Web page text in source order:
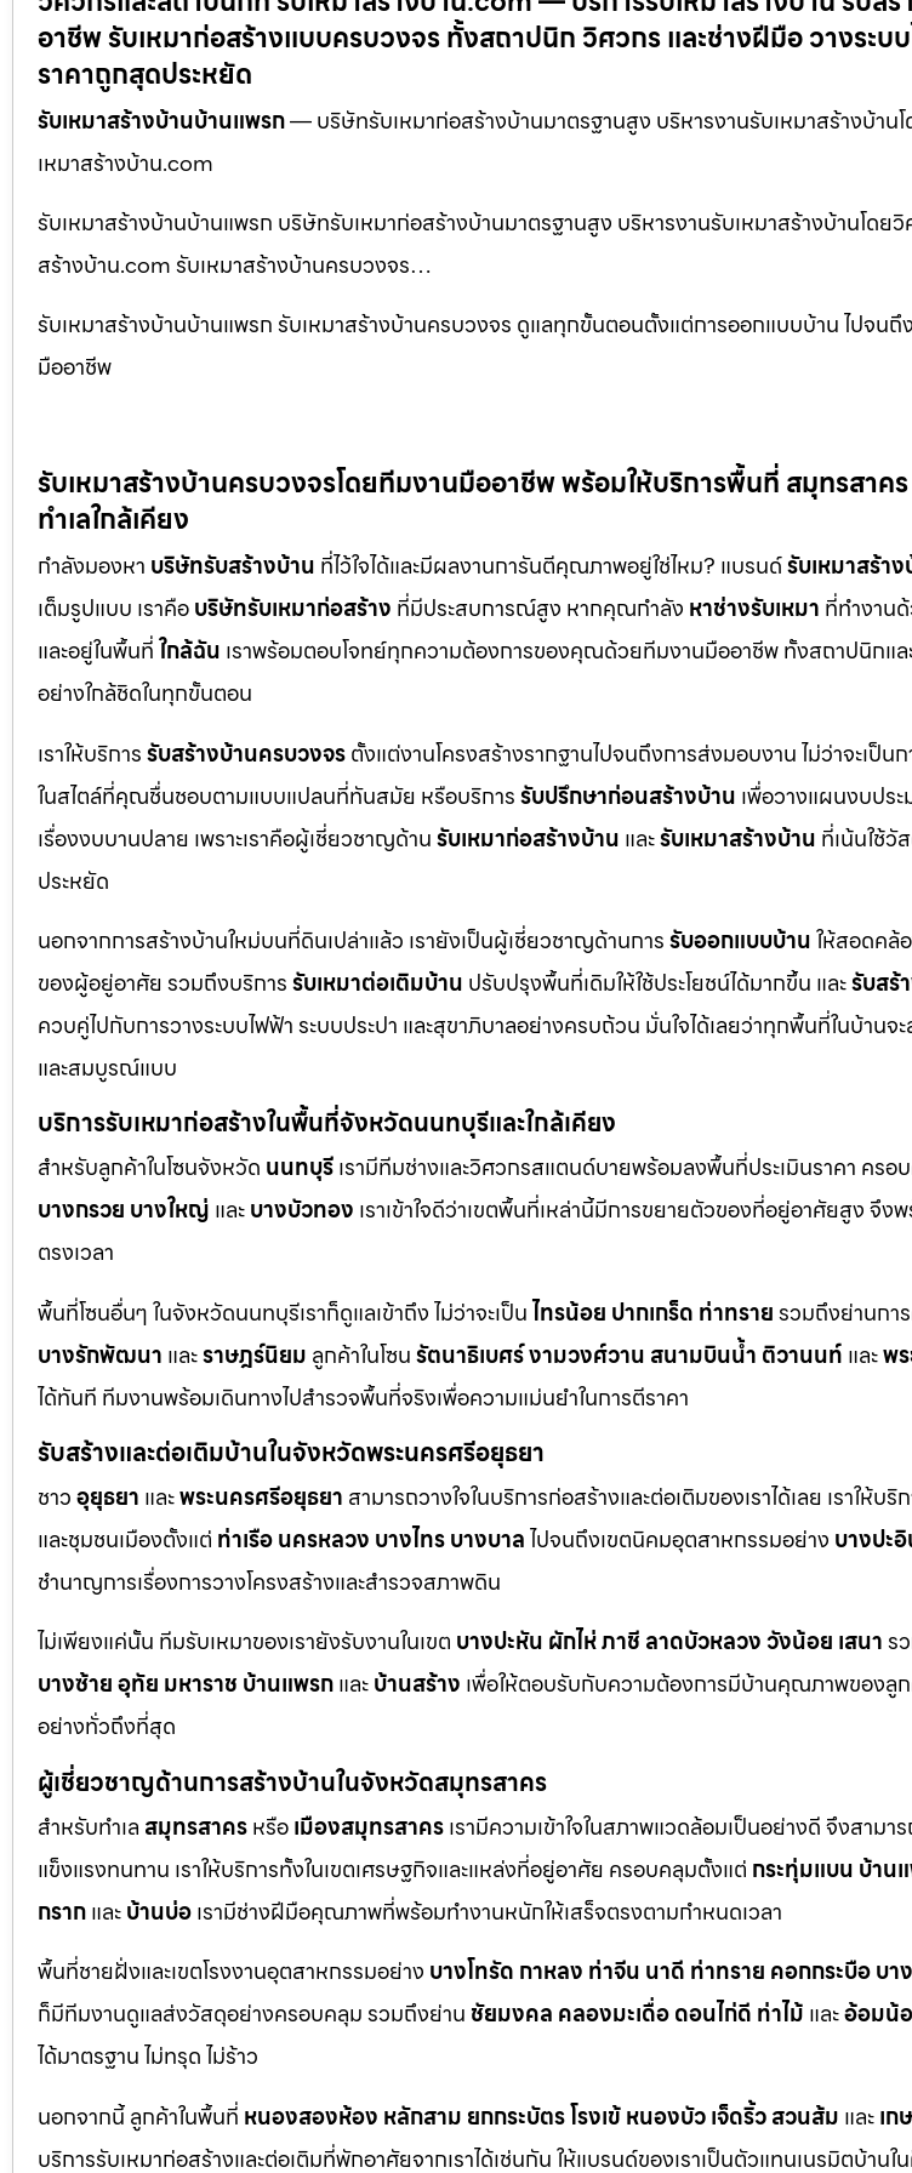
อาชีพ รับเหมาก่อสร้างแบบครบวงจร ทั้งสถาปนิก วิศวกร และช่างฝีมือ วางระบ
ราคาถูกสุดประหยัด
รับเหมาสร้างบ้านบ้านแพรก— บริษัทรับเหมาก่อสร้างบ้านมาตรฐานสูง บริหารงานรับเหมาสร้างบ้าน
เหมาสร้างบ้าน.com
รับเหมาสร้างบ้านบ้านแพรก บริษัทรับเหมาก่อสร้างบ้านมาตรฐานสูง บริหารงานรับเหมาสร้างบ้านโดย
สร้างบ้าน.com รับเหมาสร้างบ้านครบวงจร…
รับเหมาสร้างบ้านบ้านแพรก รับเหมาสร้างบ้านครบวงจร ดูแลทุกขั้นตอนตั้งแต่การออกแบบบ้าน ไปจน
มืออาชีพ
รับเหมาสร้างบ้านครบวงจรโดยทีมงานมืออาชีพ พร้อมให้บริการพื้นที่ สมุทรสาค
ทำเลใกล้เคียง
กำลังมองหา บริษัทรับสร้างบ้าน ที่ไว้ใจได้และมีผลงานการันตีคุณภาพอยู่ใช่ไหม? แบรนด์รับเหมาสร้า
เต็มรูปแบบ เราคือบริษัทรับเหมาก่อสร้าง ที่มีประสบการณ์สูง หากคุณกำลัง หาช่างรับเหมา ที่ทำงาน
และอยู่ในพื้นที่ใกล้ฉัน เราพร้อมตอบโจทย์ทุกความต้องการของคุณด้วยทีมงานมืออาชีพ ทั้งสถาปนิกแ
อย่างใกล้ชิดในทุกขั้นตอน
เราให้บริการรับสร้างบ้านครบวงจรตั้งแต่งานโครงสร้างรากฐานไปจนถึงการส่งมอบงาน ไม่ว่าจะเป็นก
ในสไตล์ที่คุณชื่นชอบตามแบบแปลนที่ทันสมัย หรือบริการรับปรึกษาก่อนสร้างบ้าน เพื่อวางแผนงบปร
เรื่องงบบานปลาย เพราะเราคือผู้เชี่ยวชาญด้านรับเหมาก่อสร้างบ้าน และรับเหมาสร้างบ้าน ที่เน้นใช้
ประหยัด
นอกจากการสร้างบ้านใหม่บนที่ดินเปล่าแล้ว เรายังเป็นผู้เชี่ยวชาญด้านการรับออกแบบบ้านให้สอดคล้
ของผู้อยู่อาศัย รวมถึงบริการรับเหมาต่อเติมบ้าน ปรับปรุงพื้นที่เดิมให้ใช้ประโยชน์ได้มากขึ้น และรับสร้
ควบคู่ไปกับการวางระบบไฟฟ้า ระบบประปา และสุขาภิบาลอย่างครบถ้วน มั่นใจได้เลยว่าทุกพื้นที่ในบ้านจ
และสมบูรณ์แบบ
บริการรับเหมาก่อสร้างในพื้นที่จังหวัดนนทบุรีและใกล้เคียง
สำหรับลูกค้าในโซนจังหวัด นนทบุรีเรามีทีมช่างและวิศวกรสแตนด์บายพร้อมลงพื้นที่ประเมินราคา ครอ
บางกรวย บางใหญ่ และบางบัวทอง เราเข้าใจดีว่าเขตพื้นที่เหล่านี้มีการขยายตัวของที่อยู่อาศัยสูง จึง
ตรงเวลา
พื้นที่โซนอื่นๆ ในจังหวัดนนทบุรีเราก็ดูแลเข้าถึง ไม่ว่าจะเป็นไทรน้อย ปากเกร็ด ท่าทรายรวมถึงย่านกา
บางรักพัฒนา และราษฎร์นิยม ลูกค้าในโซนรัตนาธิเบศร์งามวงศ์วาน สนามบินน้ำ ติวานนท์ และพ
ได้ทันที ทีมงานพร้อมเดินทางไปสำรวจพื้นที่จริงเพื่อความแม่นยำในการตีราคา
รับสร้างและต่อเติมบ้านในจังหวัดพระนครศรีอยุธยา
ชาวอุยุธยา และพระนครศรีอยุธยา สามารถวางใจในบริการก่อสร้างและต่อเติมของเราได้เลย เราให้
และชุมชนเมืองตั้งแต่ ท่าเรือนครหลวง บางไทรบางบาลไปจนถึงเขตนิคมอุตสาหกรรมอย่าง บางปะ
ชำนาญการเรื่องการวางโครงสร้างและสำรวจสภาพดิน
ไม่เพียงแค่นั้น ทีมรับเหมาของเรายังรับงานในเขต บางปะหัน ผักไห่ภาชี ลาดบัวหลวงวังน้อย เสนาร
บางซ้ายอุทัย มหาราช บ้านแพรกและบ้านสร้าง เพื่อให้ตอบรับกับความต้องการมีบ้านคุณภาพของลูก
อย่างทั่วถึงที่สุด
ผู้เชี่ยวชาญด้านการสร้างบ้านในจังหวัดสมุทรสาคร
สำหรับทำเล สมุทรสาครหรือเมืองสมุทรสาครเรามีความเข้าใจในสภาพแวดล้อมเป็นอย่างดี จึงสาม
แข็งแรงทนทาน เราให้บริการทั้งในเขตเศรษฐกิจและแหล่งที่อยู่อาศัย ครอบคลุมตั้งแต่ กระทุ่มแบน บ้าน
กรากและบ้านบ่อเรามีช่างฝีมือคุณภาพที่พร้อมทำงานหนักให้เสร็จตรงตามกำหนดเวลา
พื้นที่ชายฝั่งและเขตโรงงานอุตสาหกรรมอย่าง บางโทรัด กาหลง ท่าจีน นาดี ท่าทราย คอกกระบือบา
ก็มีทีมงานดูแลส่งวัสดุอย่างครอบคลุม รวมถึงย่าน ชัยมงคล คลองมะเดื่อดอนไก่ดี ท่าไม้ และอ้อมน้
ได้มาตรฐาน ไม่ทรุด ไม่ร้าว
นอกจากนี้ ลูกค้าในพื้นที่ หนองสองห้อง หลักสาม ยกกระบัตรโรงเข้หนองบัวเจ็ดริ้วสวนส้ม และเ
บริการรับเหมาก่อสร้างและต่อเติมที่พักอาศัยจากเราได้เช่นกัน ให้แบรนด์ของเราเป็นตัวแทนเนรมิตบ้า